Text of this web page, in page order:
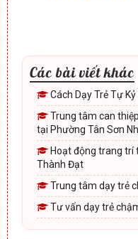
Các bài viết khác
Cách Dạy Trẻ Tự
Trung tâm can
tại Phường Tân Sơn
Hoạt động trang trí
Thành Đạt
Trung tâm dạy trẻ
Tư vấn dạy trẻ